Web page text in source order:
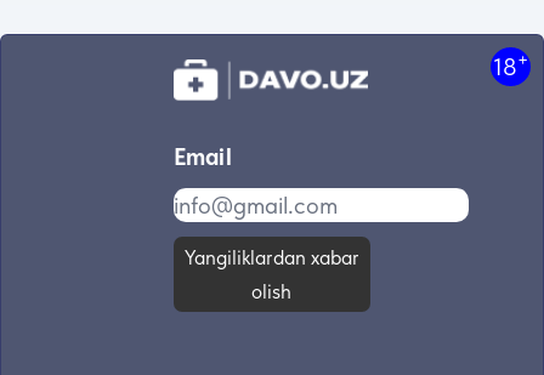
18+
Email
Yangiliklardan xabar
olish